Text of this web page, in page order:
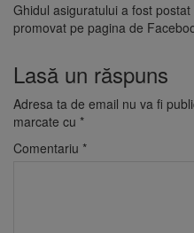
Ghidul asiguratului a fost
promovat pe pagina de
Lasă un răspuns
Adresa ta de email nu va fi
marcate cu *
Comentariu *